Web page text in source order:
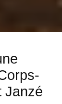
Janzé